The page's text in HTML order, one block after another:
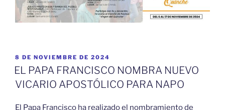
PUBLICADO
EL
8 DE NOVIEMBRE DE 2024
EL PAPA FRANCISCO NOMBRA NUEVO
VICARIO APOSTÓLICO PARA NAPO
El Papa Francisco ha realizado el nombramiento de